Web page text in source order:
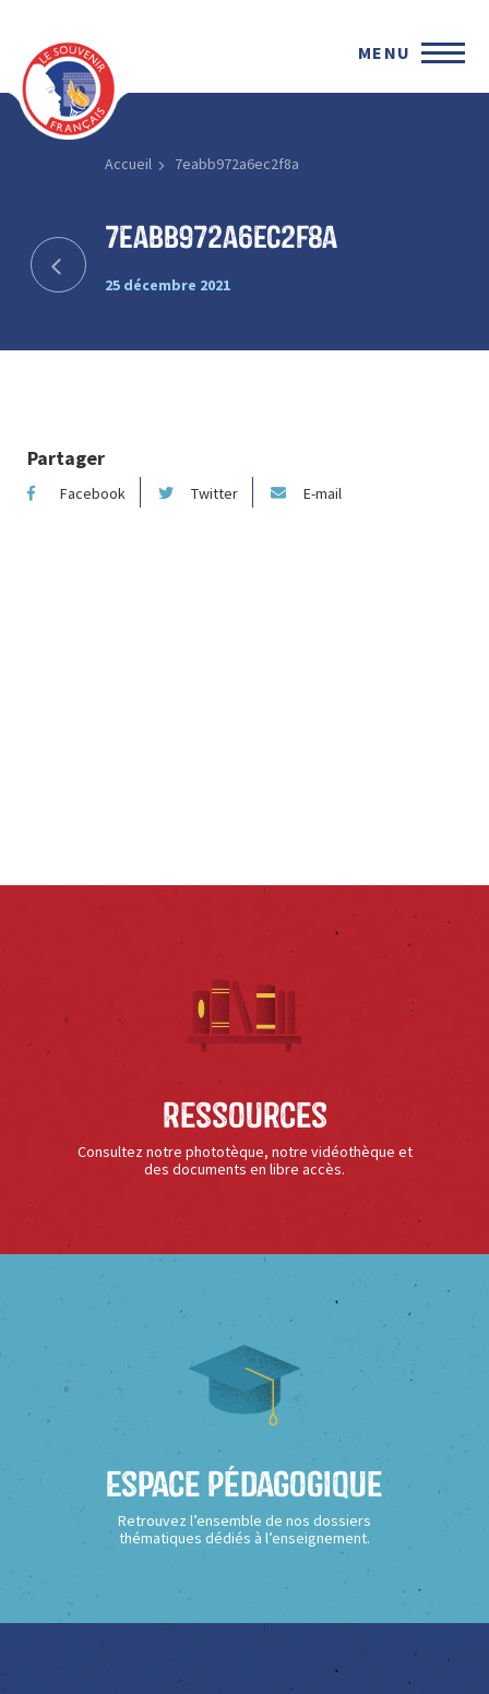
MENU
Accueil 7eabb972a6ec2f8a
7eabb972a6ec2f8a
25 décembre 2021
Partager
Facebook Twitter E-mail
Ressources
Consultez notre phototèque, notre vidéothèque et
des documents en libre accès.
Espace Pédagogique
Retrouvez l’ensemble de nos dossiers
thématiques dédiés à l’enseignement.